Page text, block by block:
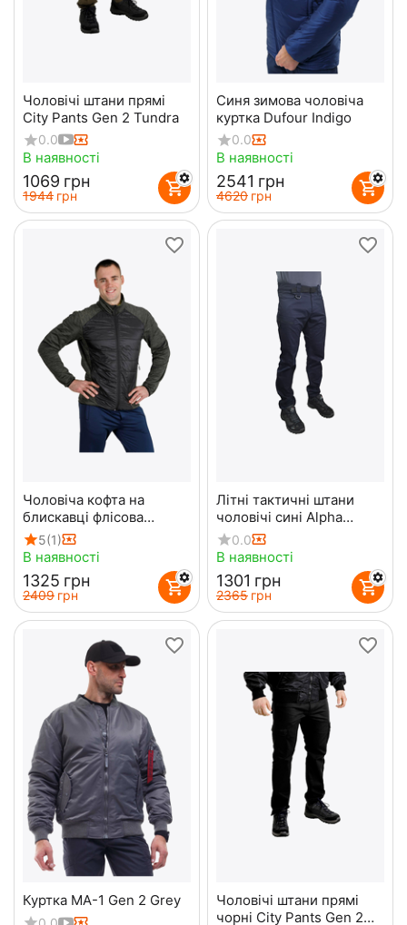
Чоловічі штани прямі
City Pants Gen 2 Tundra
0.0
В наявності
‍1069‍ грн
‍1944‍ грн
Синя зимова чоловіча
куртка Dufour Indigo
0.0
В наявності
‍2541‍ грн
‍4620‍ грн
Чоловіча кофта на
блискавці флісова
Northerman Olive
5(1)
В наявності
‍1325‍ грн
‍2409‍ грн
Літні тактичні штани
чоловічі сині Alpha
Summer Flex
0.0
В наявності
‍1301‍ грн
‍2365‍ грн
Куртка MA-1 Gen 2 Grey
Чоловічі штани прямі
чорні City Pants Gen 2